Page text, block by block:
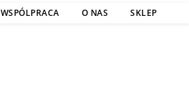
WSPÓLPRACA O NAS SKLEP